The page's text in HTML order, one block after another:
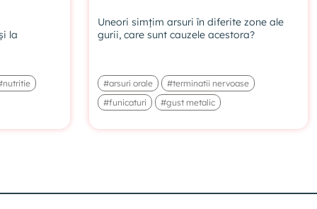
14. Consumul de cafea la menopauză
VIDEO EXCLUSIV ABONAȚILOR
la
Uneori simțim arsuri în diferite zone ale
gurii, care sunt cauzele acestora?
#arsuri orale
#terminatii nervoase
#funicaturi
#gust metalic